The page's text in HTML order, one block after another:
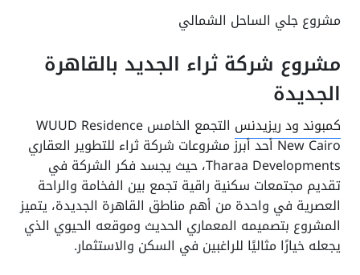
مشروع جلي الساحل الشمالي
مشروع شركة ثراء الجديد بالقاهرة
الجديدة
كمبوند ود ريزيدنس
التجمع الخامس WUUD Residence
New Cairo أحد أبرز مشروعات شركة ثراء للتطوير العقاري
Tharaa Developments، حيث يجسد فكر الشركة في
تقديم مجتمعات سكنية راقية تجمع بين الفخامة والراحة
العصرية في واحدة من أهم مناطق القاهرة الجديدة، يتميز
المشروع بتصميمه المعماري الحديث وموقعه الحيوي الذي
يجعله خيارًا مثاليًا للراغبين في السكن والاستثمار.